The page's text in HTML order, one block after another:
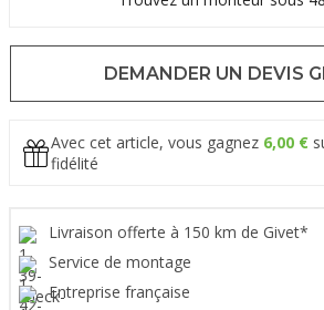
DEMANDER UN DEVIS
Avec cet article, vous gagnez 6,00 €
fidélité
Livraison offerte à 150 km de Givet*
Service de montage
Entreprise française